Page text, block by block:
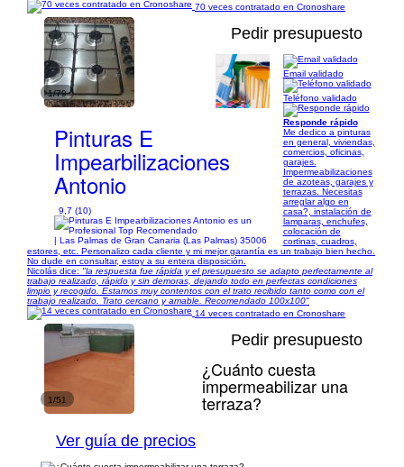
70 veces contratado en Cronoshare
1/79
Pedir presupuesto
Pinturas E
Impearbilizaciones
Antonio
9,7 (10)
| Las Palmas de Gran Canaria (Las Palmas) 35006
Email validado
Teléfono validado
Responde rápido
Me dedico a pinturas
en general, viviendas,
comercios, oficinas,
garajes.
Impermeabilizaciones
de azoteas, garajes y
terrazas. Necesitas
arreglar algo en
casa?, instalación de
lamparas, enchufes,
colocación de
cortinas, cuadros,
estores, etc. Personalizo cada cliente y mi mejor garantía es un trabajo bien hecho.
No dude en consultar, estoy a su entera disposición.
Nicolás dice: "la respuesta fue rápida y el presupuesto se adapto perfectamente al
trabajo realizado, rápido y sin demoras, dejando todo en perfectas condiciones
limpio y recogido. Estamos muy contentos con el trato recibido tanto como con el
trabajo realizado. Trato cercano y amable. Recomendado 100x100"
14 veces contratado en Cronoshare
1/51
Pedir presupuesto
¿Cuánto cuesta
impermeabilizar una
terraza?
Ver guía de precios